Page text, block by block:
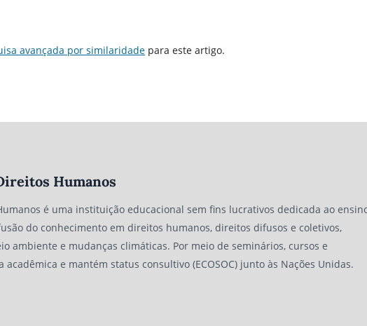
avançada por similaridade para este artigo.
Humanos
é uma instituição educacional sem fins lucrativos dedicada ao
do conhecimento em direitos humanos, direitos difusos e coletivos,
ambiente e mudanças climáticas. Por meio de seminários, cursos e
e mantém status consultivo (ECOSOC) junto às Nações Unidas.